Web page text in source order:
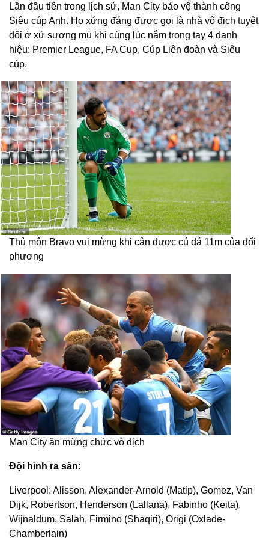
Lần đầu tiên trong lịch sử, Man City bảo vệ thành công
Siêu cúp Anh. Họ xứng đáng được gọi là nhà vô địch tuyệt
đối ở xứ sương mù khi cùng lúc nắm trong tay 4 danh
hiệu: Premier League, FA Cup, Cúp Liên đoàn và Siêu
cúp.
Thủ môn Bravo vui mừng khi cản được cú đá 11m của đối
phương
Man City ăn mừng chức vô địch
Đội hình ra sân:
Liverpool: Alisson, Alexander-Arnold (Matip), Gomez, Van
Dijk, Robertson, Henderson (Lallana), Fabinho (Keita),
Wijnaldum, Salah, Firmino (Shaqiri), Origi (Oxlade-
Chamberlain)